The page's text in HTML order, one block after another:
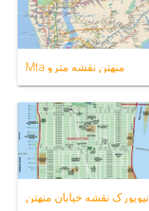
Mta منهتن نقشه مترو
نیویورک نقشه خیابان منهتن